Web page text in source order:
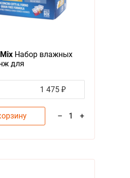
Набор влажных
для
(цена за упаковку)
1 475 ₽
– 1 +